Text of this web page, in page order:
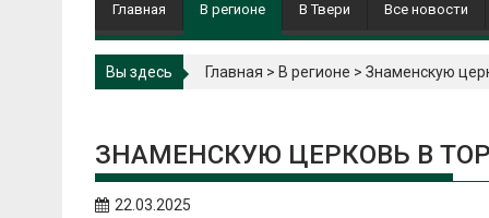
Главная В регионе В Твери Все новости
Вы здесь Главная > В регионе > Знаменскую
ЗНАМЕНСКУЮ ЦЕРКОВЬ В
22.03.2025